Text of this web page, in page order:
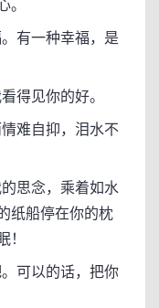
。
有一种幸福，是
得见你的好。
难自抑，泪水不
思念，乘着如水
纸船停在你的枕
！
可以的话，把你